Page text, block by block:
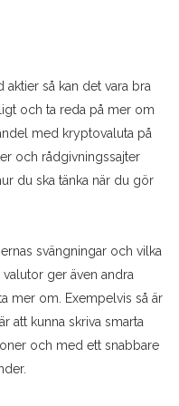
så kan det vara bra
och ta reda på mer om
med kryptovaluta på
och rådgivningssajter
du ska tänka när du gör
svängningar och vilka
ger även andra
mer om. Exempelvis så är
att kunna skriva smarta
och med ett snabbare